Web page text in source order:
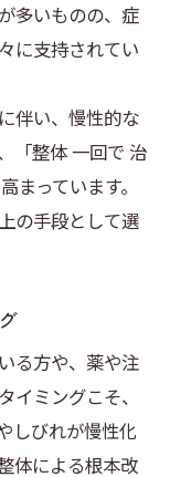
多いものの、症
に支持されてい
伴い、慢性的な
「整体 一回で 治
まっています。
の手段として選
る方や、薬や注
イミングこそ、
しびれが慢性化
体による根本改